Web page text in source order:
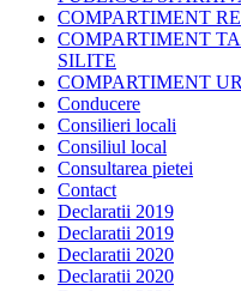
COMPARTIMENT
COMPARTIMENT
SILITE
COMPARTIMENT
Conducere
Consilieri locali
Consiliul local
Consultarea pietei
Contact
Declaratii 2019
Declaratii 2019
Declaratii 2020
Declaratii 2020